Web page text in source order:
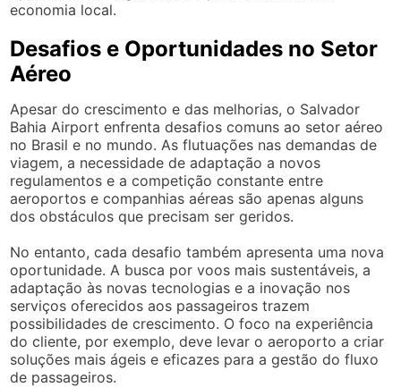
economia local.
Desafios e Oportunidades no Setor
Aéreo
Apesar do crescimento e das melhorias, o Salvador
Bahia Airport enfrenta desafios comuns ao setor aéreo
no Brasil e no mundo. As flutuações nas demandas de
viagem, a necessidade de adaptação a novos
regulamentos e a competição constante entre
aeroportos e companhias aéreas são apenas alguns
dos obstáculos que precisam ser geridos.
No entanto, cada desafio também apresenta uma nova
oportunidade. A busca por voos mais sustentáveis, a
adaptação às novas tecnologias e a inovação nos
serviços oferecidos aos passageiros trazem
possibilidades de crescimento. O foco na experiência
do cliente, por exemplo, deve levar o aeroporto a criar
soluções mais ágeis e eficazes para a gestão do fluxo
de passageiros.